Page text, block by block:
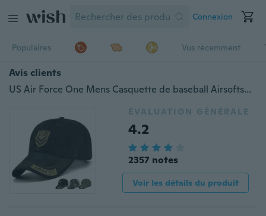
Connexion
Populaires Vus récemment
Avis clients
US Air Force One Mens Casquette de baseball Airsoftsports Casquettes tactiques de haute qualité en plein air Navy Seal Casquettes militaires Snapback pour adultes
ÉVALUATION GÉNÉRALE
4.2
2357 notes
Voir les détails du produit